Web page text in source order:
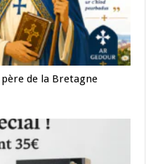
de la Bretagne